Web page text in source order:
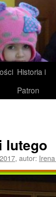
Historia i
Patron
lutego
, autor: